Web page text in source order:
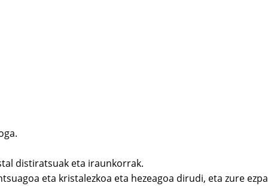
distiratsuak eta iraunkorrak.
eta kristalezkoa eta hezeagoa dirudi, eta zure